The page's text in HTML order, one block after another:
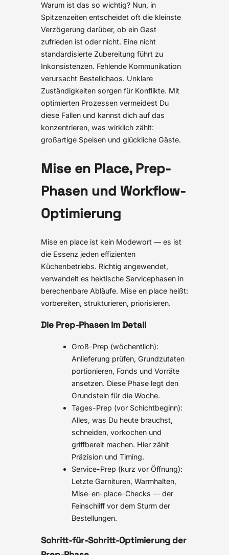
Warum ist das so wichtig? Nun, in
Spitzenzeiten entscheidet oft die kleinste
Verzögerung darüber, ob ein Gast
zufrieden ist oder nicht. Eine nicht
standardisierte Zubereitung führt zu
Inkonsistenzen. Fehlende Kommunikation
verursacht Bestellchaos. Unklare
Zuständigkeiten sorgen für Konflikte. Mit
optimierten Prozessen vermeidest Du
diese Fallen und kannst dich auf das
konzentrieren, was wirklich zählt:
großartige Speisen und glückliche Gäste.
Mise en Place, Prep-
Phasen und Workflow-
Optimierung
Mise en place ist kein Modewort — es ist
die Essenz jeden effizienten
Küchenbetriebs. Richtig angewendet,
verwandelt es hektische Servicephasen in
berechenbare Abläufe. Mise en place heißt:
vorbereiten, strukturieren, priorisieren.
Die Prep-Phasen im Detail
Groß-Prep (wöchentlich):
Anlieferung prüfen, Grundzutaten
portionieren, Fonds und Vorräte
ansetzen. Diese Phase legt den
Grundstein für die Woche.
Tages-Prep (vor Schichtbeginn):
Alles, was Du heute brauchst,
schneiden, vorkochen und
griffbereit machen. Hier zählt
Präzision und Timing.
Service-Prep (kurz vor Öffnung):
Letzte Garnituren, Warmhalten,
Mise-en-place-Checks — der
Feinschliff vor dem Sturm der
Bestellungen.
Schritt-für-Schritt-Optimierung der